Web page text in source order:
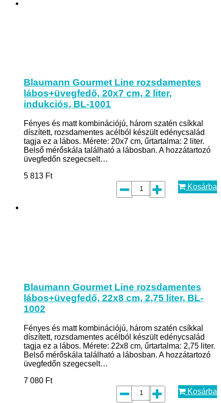
Blaumann Gourmet Line rozsdamentes
lábos+üvegfedő, 20x7 cm, 2 liter,
indukciós, BL-1001
Fényes és matt kombinációjú, három szatén csíkkal
díszített, rozsdamentes acélból készült edénycsalád
tagja ez a lábos. Mérete: 20x7 cm, űrtartalma: 2 liter.
Belső mérőskála található a lábosban. A hozzátartozó
üvegfedőn szegecselt…
5 813 Ft
Kosárba
Blaumann Gourmet Line rozsdamentes
lábos+üvegfedő, 22x8 cm, 2,75 liter, BL-
1002
Fényes és matt kombinációjú, három szatén csíkkal
díszített, rozsdamentes acélból készült edénycsalád
tagja ez a lábos. Mérete: 22x8 cm, űrtartalma: 2,75 liter.
Belső mérőskála található a lábosban. A hozzátartozó
üvegfedőn szegecselt…
7 080 Ft
Kosárba